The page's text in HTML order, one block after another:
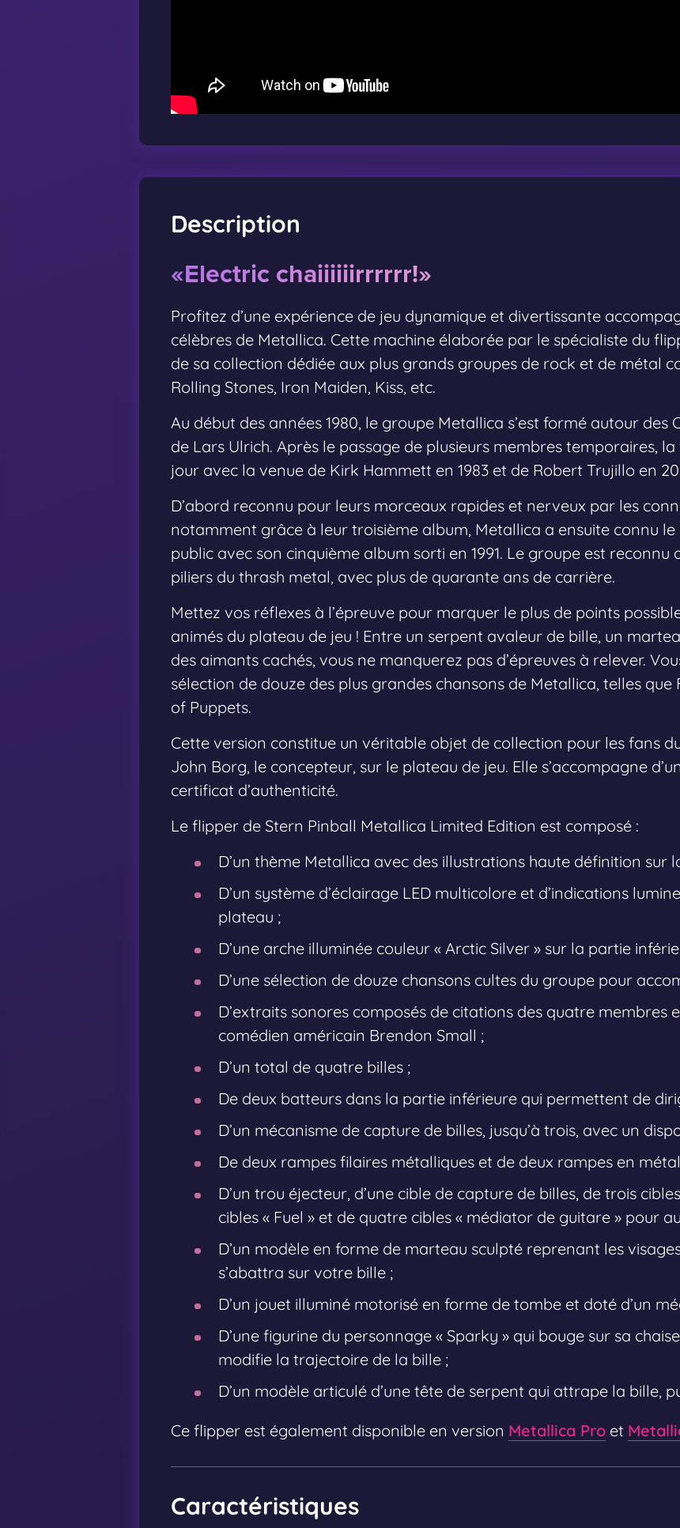
Description
«Electric chaiiiiiirrrrrr!»
Profitez d’une expérience de jeu dynamique et divertissante
célèbres de Metallica. Cette machine élaborée par le spécialiste du
de sa collection dédiée aux plus grands groupes de rock et de métal
Rolling Stones, Iron Maiden, Kiss, etc.
Au début des années 1980, le groupe Metallica s’est formé autour des
de Lars Ulrich. Après le passage de plusieurs membres temporaires,
jour avec la venue de Kirk Hammett en 1983 et de Robert Trujillo en
D’abord reconnu pour leurs morceaux rapides et nerveux par les
notamment grâce à leur troisième album, Metallica a ensuite connu le
public avec son cinquième album sorti en 1991. Le groupe est reconnu
piliers du thrash metal, avec plus de quarante ans de carrière.
Mettez vos réflexes à l’épreuve pour marquer le plus de points
animés du plateau de jeu ! Entre un serpent avaleur de bille, un
des aimants cachés, vous ne manquerez pas d’épreuves à relever.
sélection de douze des plus grandes chansons de Metallica, telles
of Puppets.
Cette version constitue un véritable objet de collection pour les fans
John Borg, le concepteur, sur le plateau de jeu. Elle s’accompagne
certificat d’authenticité.
Le flipper de Stern Pinball Metallica Limited Edition est composé :
D’un thème Metallica avec des illustrations haute définition sur
D’un système d’éclairage LED multicolore et d’indications
plateau ;
D’une arche illuminée couleur « Arctic Silver » sur la partie
D’une sélection de douze chansons cultes du groupe pour
D’extraits sonores composés de citations des quatre membres
comédien américain Brendon Small ;
D’un total de quatre billes ;
De deux batteurs dans la partie inférieure qui permettent de
D’un mécanisme de capture de billes, jusqu’à trois, avec un
De deux rampes filaires métalliques et de deux rampes en
D’un trou éjecteur, d’une cible de capture de billes, de trois
cibles « Fuel » et de quatre cibles « médiator de guitare » pour
D’un modèle en forme de marteau sculpté reprenant les
s’abattra sur votre bille ;
D’un jouet illuminé motorisé en forme de tombe et doté d’un
D’une figurine du personnage « Sparky » qui bouge sur sa
modifie la trajectoire de la bille ;
D’un modèle articulé d’une tête de serpent qui attrape la bille,
Ce flipper est également disponible en version Metallica Pro et
Caractéristiques